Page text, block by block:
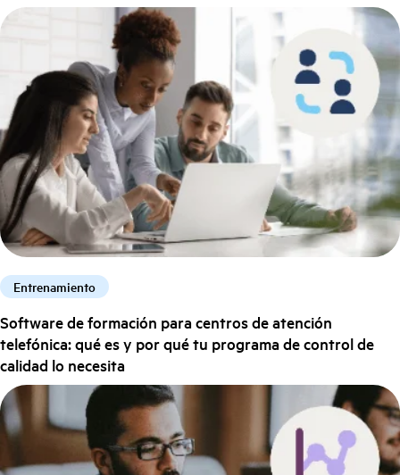
Entrenamiento
Software de formación para centros de atención
telefónica: qué es y por qué tu programa de control de
calidad lo necesita